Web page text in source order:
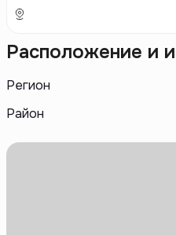
Расположение и
Регион
Район